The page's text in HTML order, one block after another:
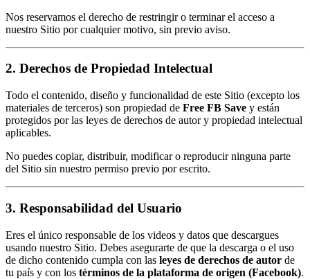
Nos reservamos el derecho de restringir o terminar el acceso a
nuestro Sitio por cualquier motivo, sin previo aviso.
2. Derechos de Propiedad Intelectual
Todo el contenido, diseño y funcionalidad de este Sitio (excepto los
materiales de terceros) son propiedad de Free FB Save y están
protegidos por las leyes de derechos de autor y propiedad intelectual
aplicables.
No puedes copiar, distribuir, modificar o reproducir ninguna parte
del Sitio sin nuestro permiso previo por escrito.
3. Responsabilidad del Usuario
Eres el único responsable de los videos y datos que descargues
usando nuestro Sitio. Debes asegurarte de que la descarga o el uso
de dicho contenido cumpla con las leyes de derechos de autor de
tu país y con los términos de la plataforma de origen (Facebook).